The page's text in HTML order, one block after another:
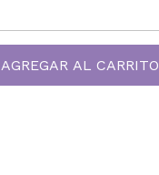
AGREGAR AL CARRITO